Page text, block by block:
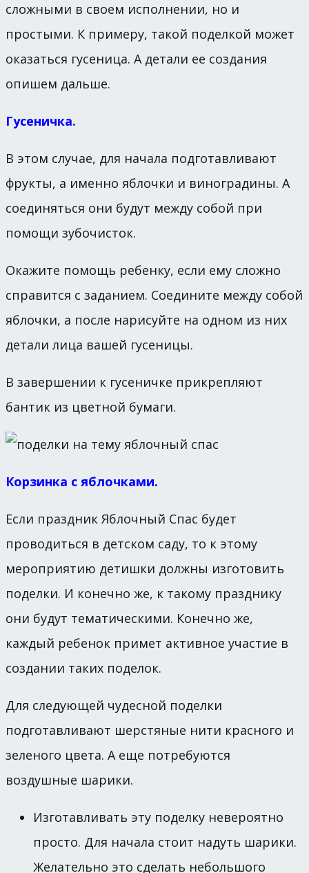
сложными в своем исполнении, но и
простыми. К примеру, такой поделкой может
оказаться гусеница. А детали ее создания
опишем дальше.
Гусеничка.
В этом случае, для начала подготавливают
фрукты, а именно яблочки и виноградины. А
соединяться они будут между собой при
помощи зубочисток.
Окажите помощь ребенку, если ему сложно
справится с заданием. Соедините между собой
яблочки, а после нарисуйте на одном из них
детали лица вашей гусеницы.
В завершении к гусеничке прикрепляют
бантик из цветной бумаги.
Корзинка с яблочками.
Если праздник Яблочный Спас будет
проводиться в детском саду, то к этому
мероприятию детишки должны изготовить
поделки. И конечно же, к такому празднику
они будут тематическими. Конечно же,
каждый ребенок примет активное участие в
создании таких поделок.
Для следующей чудесной поделки
подготавливают шерстяные нити красного и
зеленого цвета. А еще потребуются
воздушные шарики.
Изготавливать эту поделку невероятно
просто. Для начала стоит надуть шарики.
Желательно это сделать небольшого